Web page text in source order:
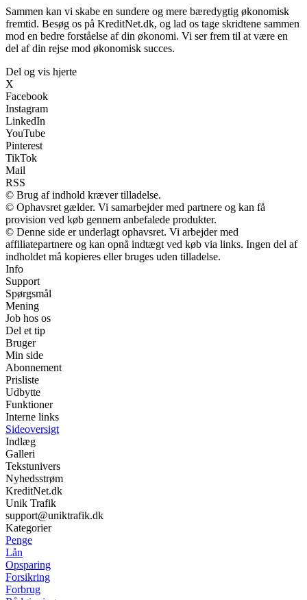
Sammen kan vi skabe en sundere og mere bæredygtig økonomisk
fremtid. Besøg os på KreditNet.dk, og lad os tage skridtene sammen
mod en bedre forståelse af din økonomi. Vi ser frem til at være en
del af din rejse mod økonomisk succes.
Del og vis hjerte
X
Facebook
Instagram
LinkedIn
YouTube
Pinterest
TikTok
Mail
RSS
© Brug af indhold kræver tilladelse.
© Ophavsret gælder. Vi samarbejder med partnere og kan få
provision ved køb gennem anbefalede produkter.
© Denne side er underlagt ophavsret. Vi arbejder med
affiliatepartnere og kan opnå indtægt ved køb via links. Ingen del af
indholdet må kopieres eller bruges uden tilladelse.
Info
Support
Spørgsmål
Mening
Job hos os
Del et tip
Bruger
Min side
Abonnement
Prisliste
Udbytte
Funktioner
Interne links
Sideoversigt
Indlæg
Galleri
Tekstunivers
Nyhedsstrøm
KreditNet.dk
Unik Trafik
support@uniktrafik.dk
Kategorier
Penge
Lån
Opsparing
Forsikring
Forbrug